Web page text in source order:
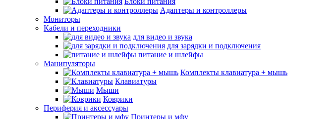
Адаптеры и контроллеры
Мониторы
Кабели и переходники
для видео и звука
для зарядки и подключения
питание и шлейфы
Манипуляторы
Комплекты клавиатура + мышь
Клавиатуры
Мыши
Коврики
Периферия и аксессуары
Принтеры и мфу